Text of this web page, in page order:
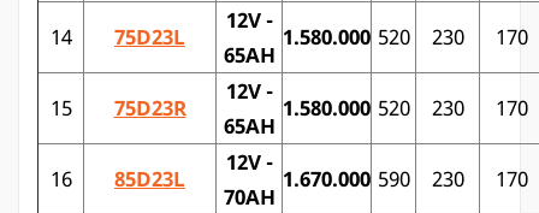
14 75D23L
12V -
65AH
1.580.000 520 230 170
15 75D23R
12V -
65AH
1.580.000 520 230 170
16 85D23L
12V -
70AH
1.670.000 590 230 170